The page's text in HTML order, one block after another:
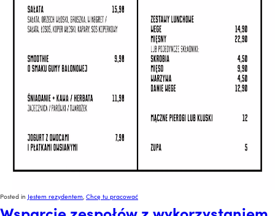
Posted in Jestem rezydentem, Chcę tu pracować